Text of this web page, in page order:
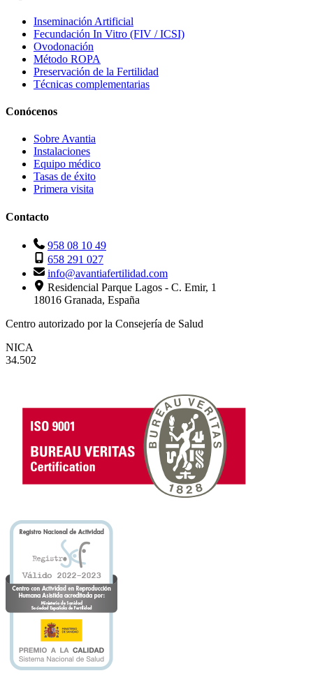
Inseminación Artificial
Fecundación In Vitro (FIV / ICSI)
Ovodonación
Método ROPA
Preservación de la Fertilidad
Técnicas complementarias
Conócenos
Sobre Avantia
Instalaciones
Equipo médico
Tasas de éxito
Primera visita
Contacto
958 08 10 49
658 291 027
info@avantiafertilidad.com
Residencial Parque Lagos - C. Emir, 1
18016 Granada, España
Centro autorizado por la Consejería de Salud
NICA
34.502